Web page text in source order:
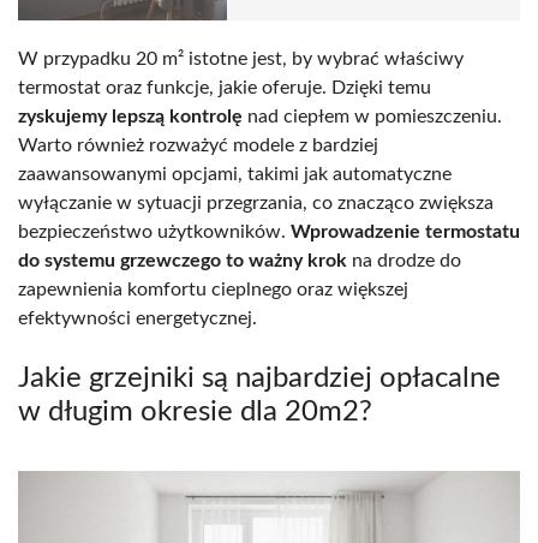
W przypadku 20 m² istotne jest, by wybrać właściwy
termostat oraz funkcje, jakie oferuje. Dzięki temu
zyskujemy lepszą kontrolę nad ciepłem w pomieszczeniu.
Warto również rozważyć modele z bardziej
zaawansowanymi opcjami, takimi jak automatyczne
wyłączanie w sytuacji przegrzania, co znacząco zwiększa
bezpieczeństwo użytkowników. Wprowadzenie termostatu
do systemu grzewczego to ważny krok na drodze do
zapewnienia komfortu cieplnego oraz większej
efektywności energetycznej.
Jakie grzejniki są najbardziej opłacalne
w długim okresie dla 20m2?